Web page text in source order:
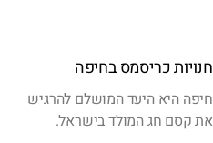
חנויות כריסמס בחיפה
חיפה היא היעד המושלם להרגיש
את קסם חג המולד בישראל.